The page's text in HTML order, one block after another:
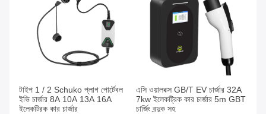
টাইপ 1 / 2 Schuko প্লাগ পোর্টেবল
ইভি চার্জার 8A 10A 13A 16A
ইলেকট্রিক কার চার্জার
এসি ওয়ালবক্স GB/T EV চার্জার 32A
7kw ইলেকট্রিক কার চার্জার 5m GBT
চার্জিং বন্দুক সহ